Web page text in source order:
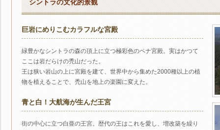
シントラの文化的景観
巨岩にめりこむカラフルな宮殿
緑豊かなシントラの森の頂上に立つ極彩色のペナ宮殿。実はかつて
ここは岩だらけの禿山だった。
王は狭い岩山の上に宮殿を建て、世界中から集めた2000種以上の植
物を植えることで、禿山を地上の楽園に変えた。
青と白！大航海が生んだ王宮
街の中心に立つ白亜の王宮。歴代の王はこれを愛し、増改築を繰り